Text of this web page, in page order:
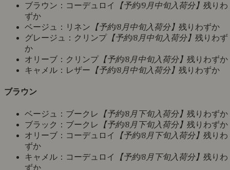
ブラウン：コーデュロイ
【予約/9月中旬入荷分】 残りわ
ずか
ベージュ：リネン 【予約/8月中旬入荷分】 残りわずか
グレージュ：クリンプ【予約/8月中旬入荷分】 残りわず
か
オリーブ：クリンプ【予約/8月中旬入荷分】 残りわずか
キャメル：レザー 【予約/8月中旬入荷分】 残りわずか
ブラウン
ベージュ：ブークレ 【予約/8月下旬入荷分】 残りわずか
ブラック：ブークレ
【予約/8月下旬入荷分】 残りわずか
オリーブ：コーデュロイ
【予約/8月下旬入荷分】 残りわ
ずか
キャメル：コーデュロイ
【予約/8月下旬入荷分】 残りわ
ずか